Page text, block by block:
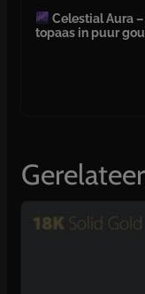
Celestial Aura
topaas in puur